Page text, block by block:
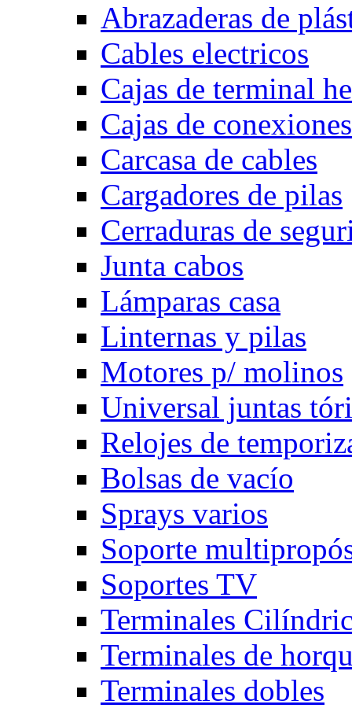
Abrazaderas de
Cables electricos
Cajas de terminal
Cajas de
Carcasa de cables
Cargadores de pilas
Cerraduras de
Junta cabos
Lámparas casa
Linternas y pilas
Motores p/ molinos
Universal juntas
Relojes de
Bolsas de vacío
Sprays varios
Soporte
Soportes TV
Terminales
Terminales de
Terminales dobles